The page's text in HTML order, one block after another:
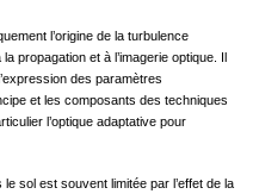
l’origine de la turbulence
propagation et à l’imagerie optique. Il
des paramètres
et les composants des techniques
l’optique adaptative pour
sol est souvent limitée par l’effet de la